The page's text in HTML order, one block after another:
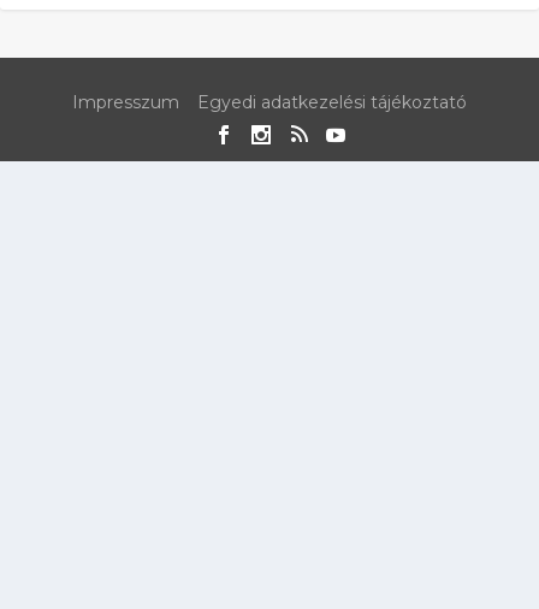
Impresszum Egyedi adatkezelési tájékoztató